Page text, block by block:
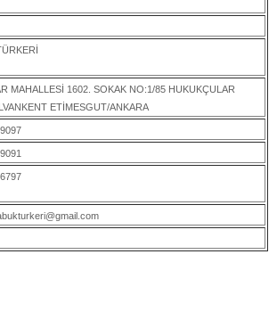
MAHALLESİ 1602. SOKAK NO:1/85 HUKUKÇULAR
ETİMESGUT/ANKARA